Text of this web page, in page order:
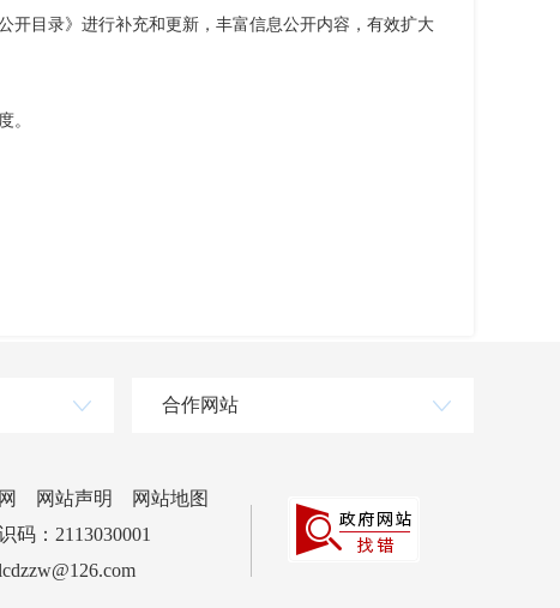
开目录》进行补充和更新，丰富信息公开内容，有效扩大
。
合作网站
网站声明
网站地图
码：2113030001